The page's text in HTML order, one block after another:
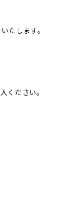
たします。
ください。